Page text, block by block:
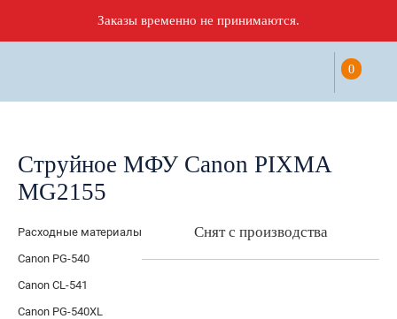
Заказы временно не принимаются.
0
Струйное МФУ Canon PIXMA
MG2155
Расходные материалы
Canon PG-540
Canon CL-541
Canon PG-540XL
Снят с производства